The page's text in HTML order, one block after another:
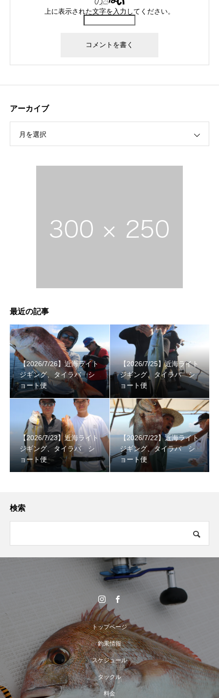
上に表示された文字を入力してください。
アーカイブ
月を選択
最近の記事
【2026/7/26】近海ライト
ジギング、タイラバ シ
ョート便
【2026/7/25】近海ライト
ジギング、タイラバ シ
ョート便
【2026/7/23】近海ライト
ジギング、タイラバ シ
ョート便
【2026/7/22】近海ライト
ジギング、タイラバ シ
ョート便
検索
トップページ
釣果情報
スケジュール
タックル
料金